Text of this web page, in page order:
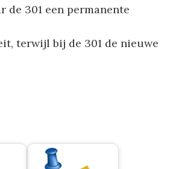
301 een permanente
terwijl bij de 301 de nieuwe